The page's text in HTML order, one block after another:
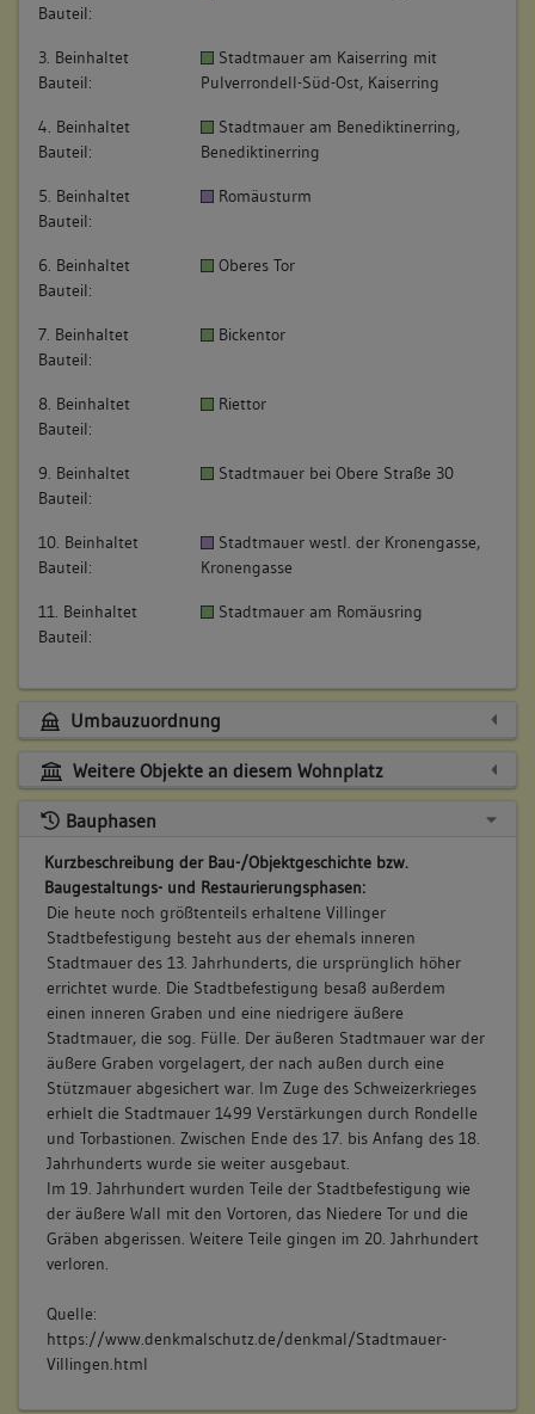
Bauteil:
3. Beinhaltet
Bauteil:
Stadtmauer am Kaiserring mit
Pulverrondell-Süd-Ost, Kaiserring
4. Beinhaltet
Bauteil:
Stadtmauer am Benediktinerring,
Benediktinerring
5. Beinhaltet
Bauteil:
Romäusturm
6. Beinhaltet
Bauteil:
Oberes Tor
7. Beinhaltet
Bauteil:
Bickentor
8. Beinhaltet
Bauteil:
Riettor
9. Beinhaltet
Bauteil:
Stadtmauer bei Obere Straße 30
10. Beinhaltet
Bauteil:
Stadtmauer westl. der Kronengasse,
Kronengasse
11. Beinhaltet
Bauteil:
Stadtmauer am Romäusring
Umbauzuordnung
Weitere Objekte an diesem Wohnplatz
Bauphasen
Kurzbeschreibung der Bau-/Objektgeschichte bzw.
Baugestaltungs- und Restaurierungsphasen:
Die heute noch größtenteils erhaltene Villinger
Stadtbefestigung besteht aus der ehemals inneren
Stadtmauer des 13. Jahrhunderts, die ursprünglich höher
errichtet wurde. Die Stadtbefestigung besaß außerdem
einen inneren Graben und eine niedrigere äußere
Stadtmauer, die sog. Fülle. Der äußeren Stadtmauer war der
äußere Graben vorgelagert, der nach außen durch eine
Stützmauer abgesichert war. Im Zuge des Schweizerkrieges
erhielt die Stadtmauer 1499 Verstärkungen durch Rondelle
und Torbastionen. Zwischen Ende des 17. bis Anfang des 18.
Jahrhunderts wurde sie weiter ausgebaut.
Im 19. Jahrhundert wurden Teile der Stadtbefestigung wie
der äußere Wall mit den Vortoren, das Niedere Tor und die
Gräben abgerissen. Weitere Teile gingen im 20. Jahrhundert
verloren.
Quelle:
https://www.denkmalschutz.de/denkmal/Stadtmauer-
Villingen.html